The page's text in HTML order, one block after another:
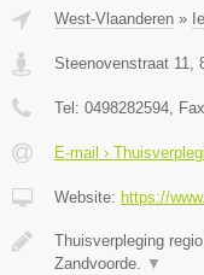
West-Vlaanderen »
Steenovenstraat 11,
Tel: 0498282594,
E-mail ›
Website: https://
Thuisverpleging
Zandvoorde. ▼